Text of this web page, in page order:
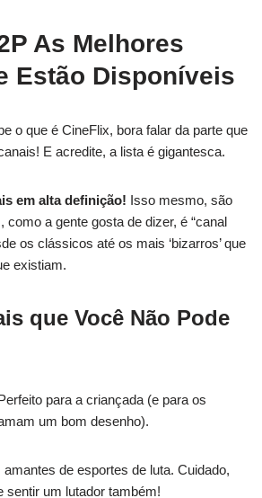
As Melhores
Estão Disponíveis
o que é CineFlix, bora falar da parte que
E acredite, a lista é gigantesca.
em alta definição! Isso mesmo, são
como a gente gosta de dizer, é “canal
os clássicos até os mais ‘bizarros’ que
existiam.
que Você Não Pode
para a criançada (e para os
um bom desenho).
amantes de esportes de luta. Cuidado,
sentir um lutador também!